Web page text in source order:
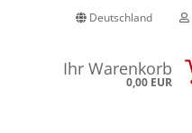
Deutschland
Ihr Warenkorb
0,00 EUR